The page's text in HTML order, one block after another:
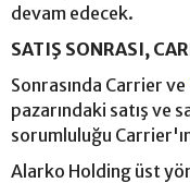
devam edecek.
SATIŞ SONRASI,
Sonrasında Carrier ve
pazarındaki satış ve
sorumluluğu
Alarko Holding üst